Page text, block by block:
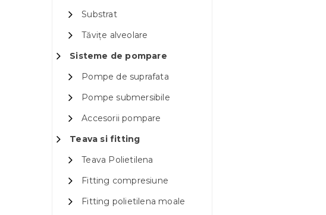
Substrat
Tăvițe alveolare
Sisteme de pompare
Pompe de suprafata
Pompe submersibile
Accesorii pompare
Teava si fitting
Teava Polietilena
Fitting compresiune
Fitting polietilena moale